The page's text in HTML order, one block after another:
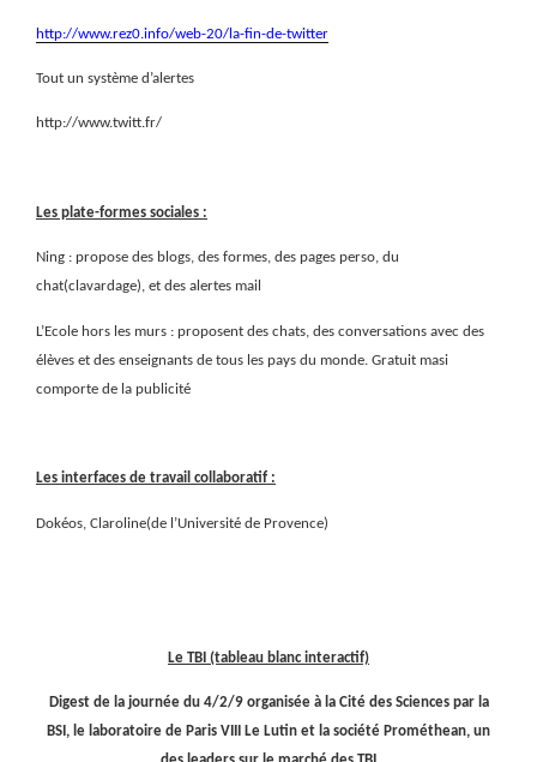
http://www.rez0.info/web-20/la-fin-de-twitter
Tout un système d’alertes
http://www.twitt.fr/
Les plate-formes sociales :
Ning : propose des blogs, des formes, des pages perso, du
chat(clavardage), et des alertes mail
L’Ecole hors les murs : proposent des chats, des conversations avec des
élèves et des enseignants de tous les pays du monde. Gratuit masi
comporte de la publicité
Les interfaces de travail collaboratif :
Dokéos, Claroline(de l’Université de Provence)
Le TBI (tableau blanc interactif)
Digest de la journée du 4/2/9 organisée à la Cité des Sciences par la
BSI, le laboratoire de Paris VIII Le Lutin et la société Prométhean, un